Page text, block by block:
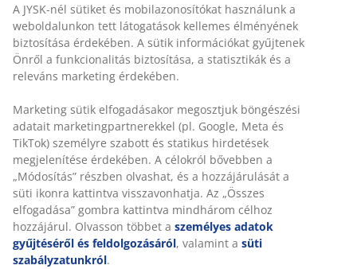
A JYSK-nél sütiket és mobilazonosítókat használunk a
weboldalunkon tett látogatások kellemes élményének
biztosítása érdekében. A sütik információkat gyűjtenek
Önről a funkcionalitás biztosítása, a statisztikák és a
releváns marketing érdekében.
Marketing sütik elfogadásakor megosztjuk böngészési
adatait marketingpartnerekkel (pl. Google, Meta és
TikTok) személyre szabott és statikus hirdetések
megjelenítése érdekében. A célokról bővebben a
„Módosítás” részben olvashat, és a hozzájárulását a
süti ikonra kattintva visszavonhatja. Az „Összes
elfogadása” gombra kattintva mindhárom célhoz
hozzájárul. Olvasson többet a személyes adatok
gyűjtéséről és feldolgozásáról, valamint a süti
szabályzatunkról.